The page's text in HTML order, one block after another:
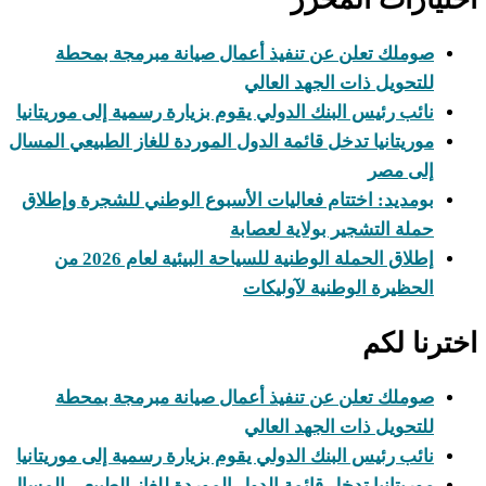
صوملك تعلن عن تنفيذ أعمال صيانة مبرمجة بمحطة
للتحويل ذات الجهد العالي
نائب رئيس البنك الدولي يقوم بزيارة رسمية إلى موريتانيا
موريتانيا تدخل قائمة الدول الموردة للغاز الطبيعي المسال
إلى مصر
بومديد: اختتام فعاليات الأسبوع الوطني للشجرة وإطلاق
حملة التشجير بولاية لعصابة
إطلاق الحملة الوطنية للسياحة البيئية لعام 2026 من
الحظيرة الوطنية لآوليكات
اخترنا لكم
صوملك تعلن عن تنفيذ أعمال صيانة مبرمجة بمحطة
للتحويل ذات الجهد العالي
نائب رئيس البنك الدولي يقوم بزيارة رسمية إلى موريتانيا